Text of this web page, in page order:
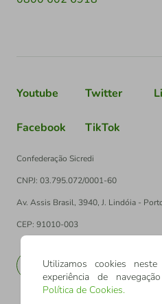
Youtube Twitter
Facebook TikTok
Confederação Sicredi
CNPJ: 03.795.072/0001-60
Av. Assis Brasil, 3940, J. Lindóia -
CEP: 91010-003
EN
Utilizamos cookies
experiência de
Política de Cookies.